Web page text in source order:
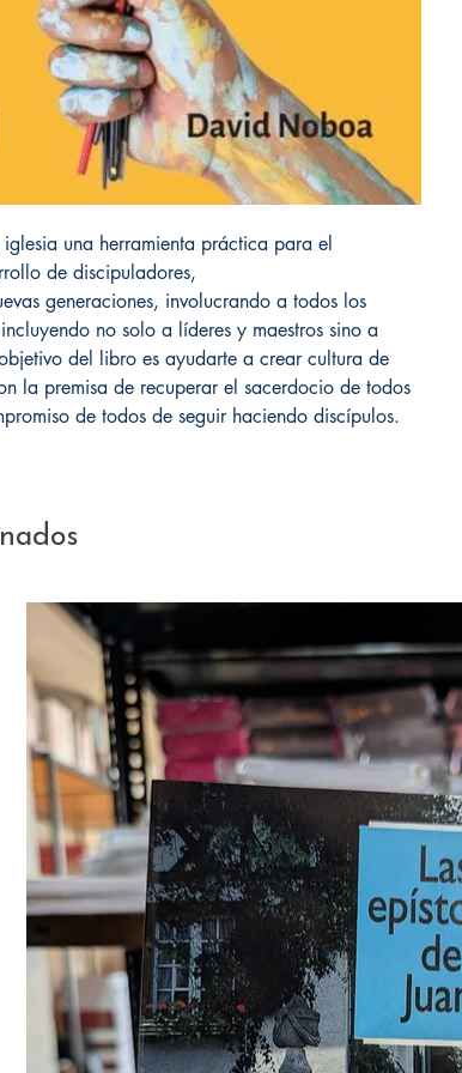
una herramienta práctica para el
de discipuladores,
generaciones, involucrando a todos los
no solo a líderes y maestros sino a
del libro es ayudarte a crear cultura de
la premisa de recuperar el sacerdocio de todos
de todos de seguir haciendo discípulos.